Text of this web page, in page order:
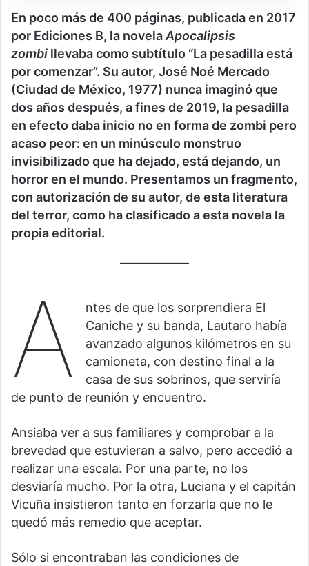
En poco más de 400 páginas, publicada en 2017
por Ediciones B, la novelaApocalipsis
zombi llevaba como subtítulo “La pesadilla está
por comenzar”. Su autor, José Noé Mercado
(Ciudad de México, 1977) nunca imaginó que
dos años después, a fines de 2019, la pesadilla
en efecto daba inicio no en forma de zombi pero
acaso peor: en un minúsculo monstruo
invisibilizado que ha dejado, está dejando, un
horror en el mundo. Presentamos un fragmento,
con autorización de su autor, de esta literatura
del terror, como ha clasificado a esta novela la
propia editorial.
A
ntes de que los sorprendiera El
Caniche y su banda, Lautaro había
avanzado algunos kilómetros en su
camioneta, con destino final a la
casa de sus sobrinos, que serviría
de punto de reunión y encuentro.
Ansiaba ver a sus familiares y comprobar a la
brevedad que estuvieran a salvo, pero accedió a
realizar una escala. Por una parte, no los
desviaría mucho. Por la otra, Luciana y el capitán
Vicuña insistieron tanto en forzarla que no le
quedó más remedio que aceptar.
Sólo si encontraban las condiciones de